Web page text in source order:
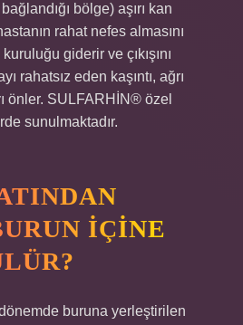
bölge) aşırı kan
rahat nefes almasını
giderir ve çıkışını
rahatsız eden kaşıntı, ağrı
önler. SULFARHİN® özel
sunulmaktadır.
IÇINE
buruna yerleştirilen